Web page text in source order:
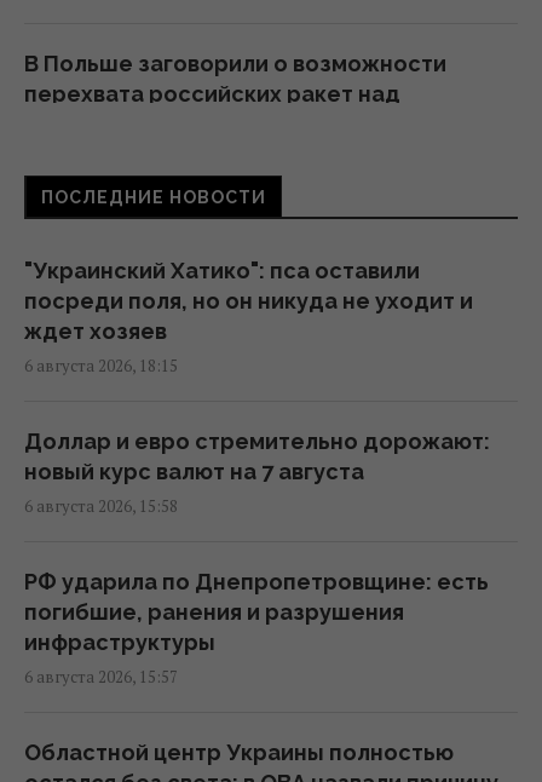
В Польше заговорили о возможности
перехвата российских ракет над
будут отмечать 8 августа
18:04 четверг, 06 августа 2026
В Еврокомиссии отреагировали на
поставок ракет
17:58 четверг, 06 августа 2026
проблему с пусковыми установками РФ
17:33 четверг, 06 августа 2026
Новых солдат из Северной Кореи Россия
направление
ПОСЛЕДНИЕ НОВОСТИ
"Украинский Хатико": пса оставили
посреди поля, но он никуда не уходит и
ждет хозяев
6 августа 2026, 18:15
Доллар и евро стремительно дорожают:
новый курс валют на 7 августа
6 августа 2026, 15:58
РФ ударила по Днепропетровщине: есть
погибшие, ранения и разрушения
инфраструктуры
6 августа 2026, 15:57
Областной центр Украины полностью